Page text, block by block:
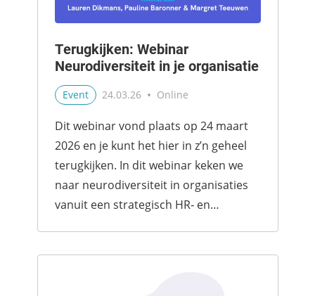
Terugkijken: Webinar
Neurodiversiteit in je organisatie
Event 24.03.26 • Online
Dit webinar vond plaats op 24 maart
2026 en je kunt het hier in z’n geheel
terugkijken. In dit webinar keken we
naar neurodiversiteit in organisaties
vanuit een strategisch HR‑ en